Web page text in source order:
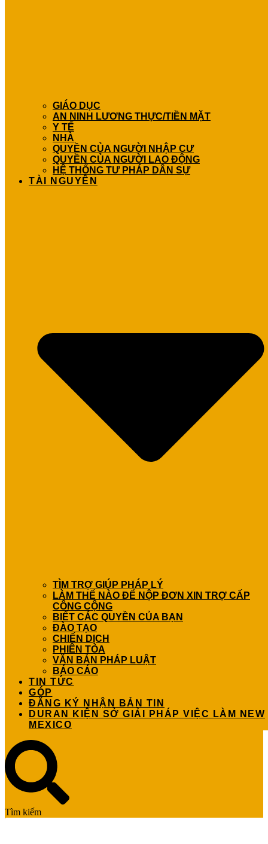
GIÁO DỤC
AN NINH LƯƠNG THỰC/TIỀN MẶT
Y TẾ
NHÀ
QUYỀN CỦA NGƯỜI NHẬP CƯ
QUYỀN CỦA NGƯỜI LAO ĐỘNG
HỆ THỐNG TƯ PHÁP DÂN SỰ
TÀI NGUYÊN
TÌM TRỢ GIÚP PHÁP LÝ
LÀM THẾ NÀO ĐỂ NỘP ĐƠN XIN TRỢ CẤP
CÔNG CỘNG
BIẾT CÁC QUYỀN CỦA BẠN
ĐÀO TẠO
CHIẾN DỊCH
PHIÊN TÒA
VĂN BẢN PHÁP LUẬT
BÁO CÁO
TIN TỨC
GÓP
ĐĂNG KÝ NHẬN BẢN TIN
DURAN KIỆN SỞ GIẢI PHÁP VIỆC LÀM NEW
MEXICO
Tìm kiếm